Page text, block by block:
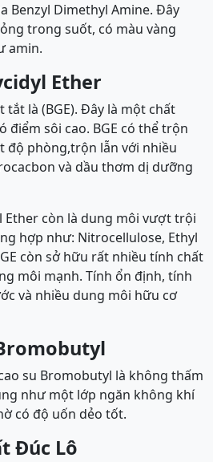
Benzyl Dimethyl Amine. Đây
trong suốt, có màu vàng
amin.
Ether
tắt là (BGE). Đây là một chất
điểm sôi cao. BGE có thể trộn
độ phòng,trộn lẫn với nhiều
và dầu thơm dị dưỡng
Ether còn là dung môi vượt trội
hợp như: Nitrocellulose, Ethyl
còn sở hữu rất nhiều tính chất
môi mạnh. Tính ổn định, tính
và nhiều dung môi hữu cơ
su Bromobutyl là không thấm
như một lớp ngăn không khí
có độ uốn dẻo tốt.
Đúc Lô